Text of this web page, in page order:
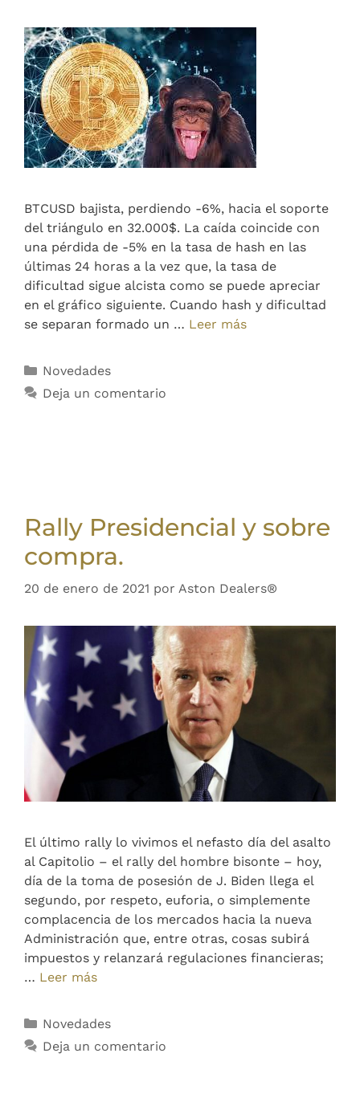
BTCUSD bajista, perdiendo -6%, hacia el soporte
del triángulo en 32.000$. La caída coincide con
una pérdida de -5% en la tasa de hash en las
últimas 24 horas a la vez que, la tasa de
dificultad sigue alcista como se puede apreciar
en el gráfico siguiente. Cuando hash y dificultad
se separan formado un … Leer más
Novedades
Deja un comentario
Rally Presidencial y sobre
compra.
20 de enero de 2021 por Aston Dealers®
El último rally lo vivimos el nefasto día del asalto
al Capitolio – el rally del hombre bisonte – hoy,
día de la toma de posesión de J. Biden llega el
segundo, por respeto, euforia, o simplemente
complacencia de los mercados hacia la nueva
Administración que, entre otras, cosas subirá
impuestos y relanzará regulaciones financieras;
… Leer más
Novedades
Deja un comentario